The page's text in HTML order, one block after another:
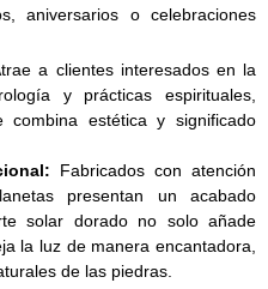
aniversarios o celebraciones
a clientes interesados en la
y prácticas espirituales,
combina estética y significado
Fabricados con atención
presentan un acabado
solar dorado no solo añade
la luz de manera encantadora,
de las piedras.